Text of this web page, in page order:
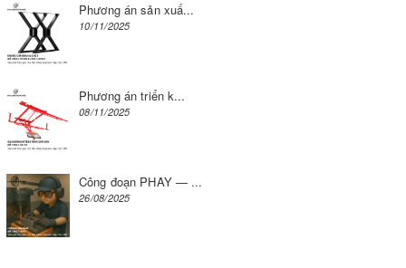
Phương án sản xuấ...
10/11/2025
Phương án triển k...
08/11/2025
Công đoạn PHAY — ...
26/08/2025